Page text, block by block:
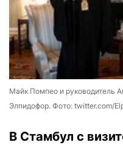
Майк Помпео и руководитель
Элпидофор. Фото: twitter.com/
В Стамбул с